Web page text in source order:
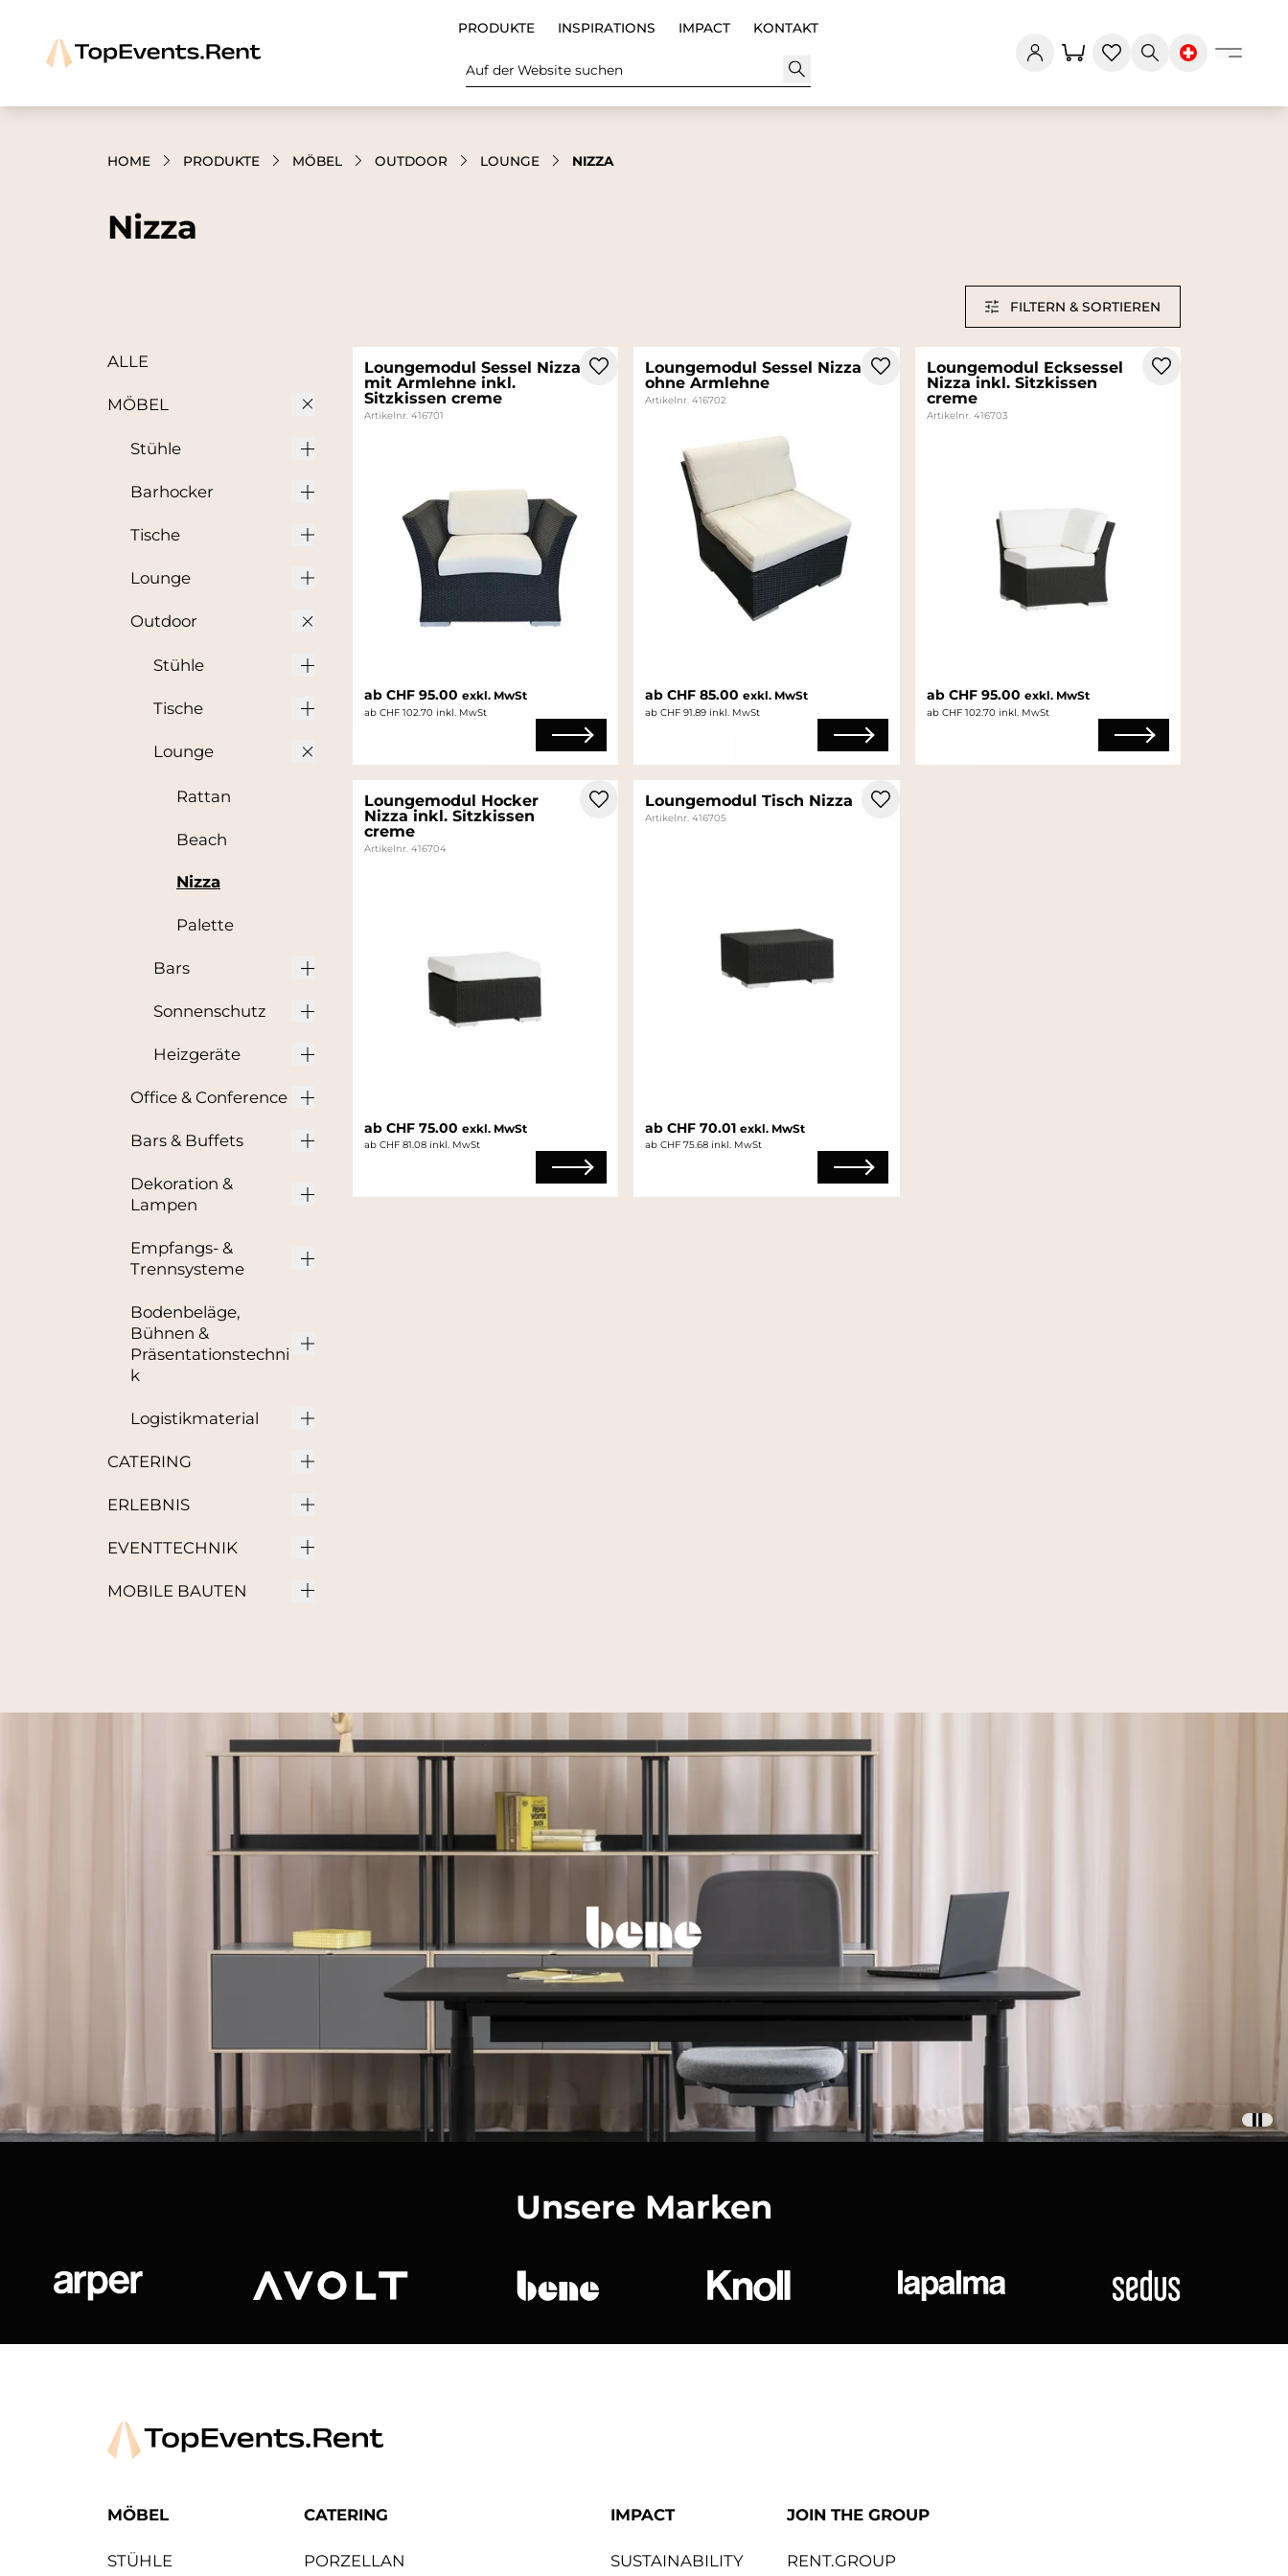
PRODUKTE INSPIRATIONS IMPACT KONTAKT
Auf der Website suchen
HOME PRODUKTE MÖBEL OUTDOOR LOUNGE NIZZA
Nizza
FILTERN & SORTIEREN
ALLE
MÖBEL
Stühle
Barhocker
Tische
Lounge
Outdoor
Stühle
Tische
Lounge
Rattan
Beach
Nizza
Palette
Bars
Sonnenschutz
Heizgeräte
Office & Conference
Bars & Buffets
Dekoration &
Lampen
Empfangs- &
Trennsysteme
Bodenbeläge,
Bühnen &
Präsentationstechni
k
Logistikmaterial
CATERING
ERLEBNIS
EVENTTECHNIK
MOBILE BAUTEN
Loungemodul Sessel Nizza
mit Armlehne inkl.
Sitzkissen creme
Artikelnr. 416701
ab CHF 95.00 exkl. MwSt
ab CHF 102.70 inkl. MwSt
Loungemodul Sessel Nizza
ohne Armlehne
Artikelnr. 416702
ab CHF 85.00exkl. MwSt
ab CHF 91.89 inkl. MwSt
Loungemodul Ecksessel
Nizza inkl. Sitzkissen
creme
Artikelnr. 416703
ab CHF 95.00 exkl. MwSt
ab CHF 102.70 inkl. MwSt
Loungemodul Hocker
Nizza inkl. Sitzkissen
creme
Artikelnr. 416704
ab CHF 75.00 exkl. MwSt
ab CHF 81.08 inkl. MwSt
Loungemodul Tisch Nizza
Artikelnr. 416705
ab CHF 70.01exkl. MwSt
ab CHF 75.68 inkl. MwSt
Unsere Marken
MÖBEL
STÜHLE
CATERING
PORZELLAN
IMPACT
SUSTAINABILITY
JOIN THE GROUP
RENT.GROUP